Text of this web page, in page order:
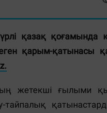
қазақ қоғамында
қарым-қатынасы
жетекші ғылыми
тайпалық